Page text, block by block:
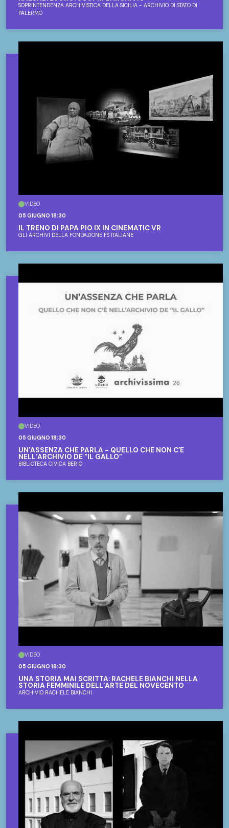
SOPRINTENDENZA ARCHIVISTICA DELLA SICILIA - ARCHIVIO DI STATO DI
PALERMO
VIDEO
05 GIUGNO 18:30
IL TRENO DI PAPA PIO IX IN CINEMATIC VR
GLI ARCHIVI DELLA FONDAZIONE FS ITALIANE
VIDEO
05 GIUGNO 18:30
UN’ASSENZA CHE PARLA - QUELLO CHE NON C’È
NELL’ARCHIVIO DE “IL GALLO”
BIBLIOTECA CIVICA BERIO
VIDEO
05 GIUGNO 18:30
UNA STORIA MAI SCRITTA: RACHELE BIANCHI NELLA
STORIA FEMMINILE DELL’ARTE DEL NOVECENTO
ARCHIVIO RACHELE BIANCHI